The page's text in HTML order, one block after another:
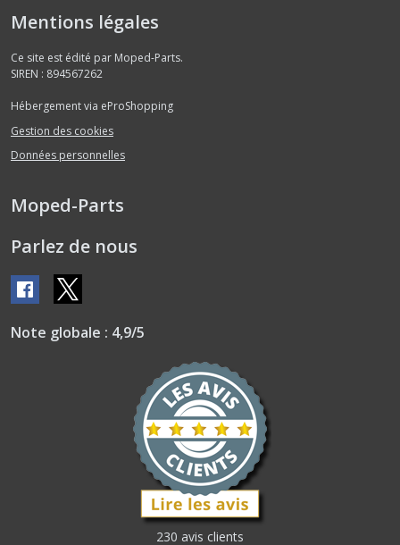
Mentions légales
Ce site est édité par Moped-Parts.
SIREN : 894567262
Hébergement via eProShopping
Gestion des cookies
Données personnelles
Moped-Parts
Parlez de nous
Note globale : 4,9/5
230 avis clients